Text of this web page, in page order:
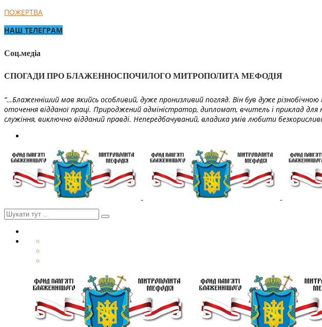
ПОЖЕРТВА
НАШ ТЕЛЕГРАМ
Соц.медіа
СПОГАДИ ПРО БЛАЖЕННОСПОЧИЛОГО МИТРОПОЛИТА МЕФОДІЯ
“…Блаженніший мав якийсь особливий, дуже пронизливий погляд. Він був дуже
оточення відданої праці. Природжений адміністратор, дипломат, вчитель і приклад
служіння, виключно відданий правді. Непередбачуваний, владика умів любити